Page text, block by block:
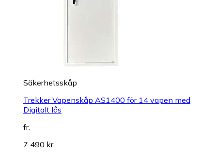
Säkerhetsskåp
Trekker Vapenskåp AS1400 för 14 vapen med
Digitalt lås
fr.
7 490 kr